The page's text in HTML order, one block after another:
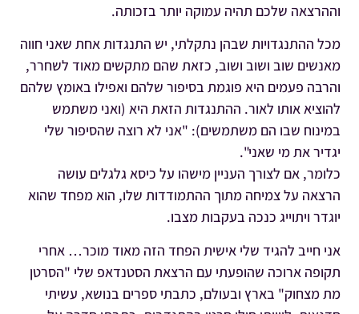
וההרצאה שלכם תהיה עמוקה יותר בזכותה.
מכל ההתנגדויות שבהן נתקלתי, יש התנגדות אחת שאני חווה
מאנשים שוב ושוב ושוב, כזאת שהם מתקשים מאוד לשחרר,
והרבה פעמים היא פוגמת בסיפור שלהם ואפילו באומץ שלהם
להוציא אותו לאור. ההתנגדות הזאת היא (ואני משתמש
במינוח שבו הם משתמשים): "אני לא רוצה שהסיפור שלי
יגדיר את מי שאני".
כלומר, אם לצורך העניין מישהו על כיסא גלגלים עושה
הרצאה על צמיחה מתוך ההתמודדות שלו, הוא מפחד שהוא
יוגדר ויתוייג כנכה בעקבות מצבו.
אני חייב להגיד שלי אישית הפחד הזה מאוד מוכר… אחרי
תקופה ארוכה שהופעתי עם הרצאת הסטנדאפ שלי "הסרטן
מת מצחוק" בארץ ובעולם, כתבתי ספרים בנושא, עשיתי